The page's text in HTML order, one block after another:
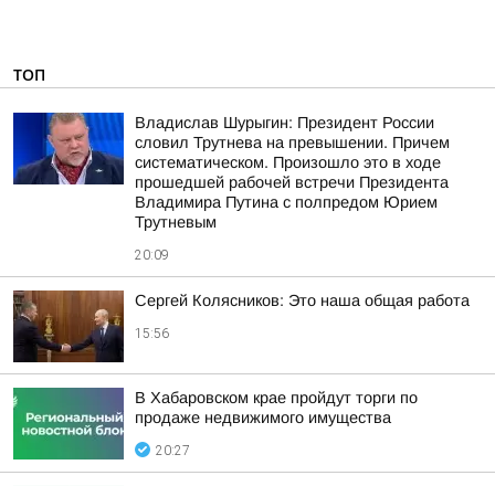
ТОП
Владислав Шурыгин: Президент России
словил Трутнева на превышении. Причем
систематическом. Произошло это в ходе
прошедшей рабочей встречи Президента
Владимира Путина с полпредом Юрием
Трутневым
20:09
Сергей Колясников: Это наша общая работа
15:56
В Хабаровском крае пройдут торги по
продаже недвижимого имущества
20:27